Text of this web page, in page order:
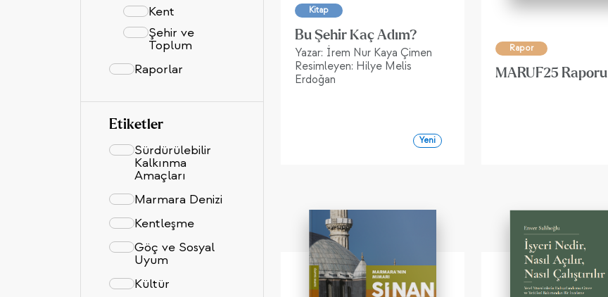
Kent
Şehir ve
Toplum
Raporlar
Etiketler
Sürdürülebilir
Kalkınma
Amaçları
Marmara Denizi
Kentleşme
Göç ve Sosyal
Uyum
Kültür
Kitap
Bu Şehir Kaç Adım?
Yazar: İrem Nur Kaya Çimen
Resimleyen: Hilye Melis
Erdoğan
Yeni
Rapor
MARUF25 Raporu